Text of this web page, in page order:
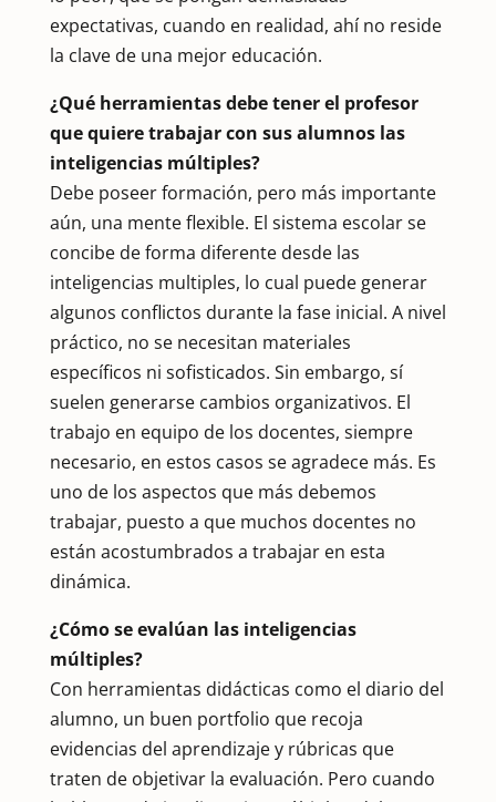
expectativas, cuando en realidad, ahí no reside
la clave de una mejor educación.
¿Qué herramientas debe tener el profesor
que quiere trabajar con sus alumnos las
inteligencias múltiples?
Debe poseer formación, pero más importante
aún, una mente flexible. El sistema escolar se
concibe de forma diferente desde las
inteligencias multiples, lo cual puede generar
algunos conflictos durante la fase inicial. A nivel
práctico, no se necesitan materiales
específicos ni sofisticados. Sin embargo, sí
suelen generarse cambios organizativos. El
trabajo en equipo de los docentes, siempre
necesario, en estos casos se agradece más. Es
uno de los aspectos que más debemos
trabajar, puesto a que muchos docentes no
están acostumbrados a trabajar en esta
dinámica.
¿Cómo se evalúan las inteligencias
múltiples?
Con herramientas didácticas como el diario del
alumno, un buen portfolio que recoja
evidencias del aprendizaje y rúbricas que
traten de objetivar la evaluación. Pero cuando